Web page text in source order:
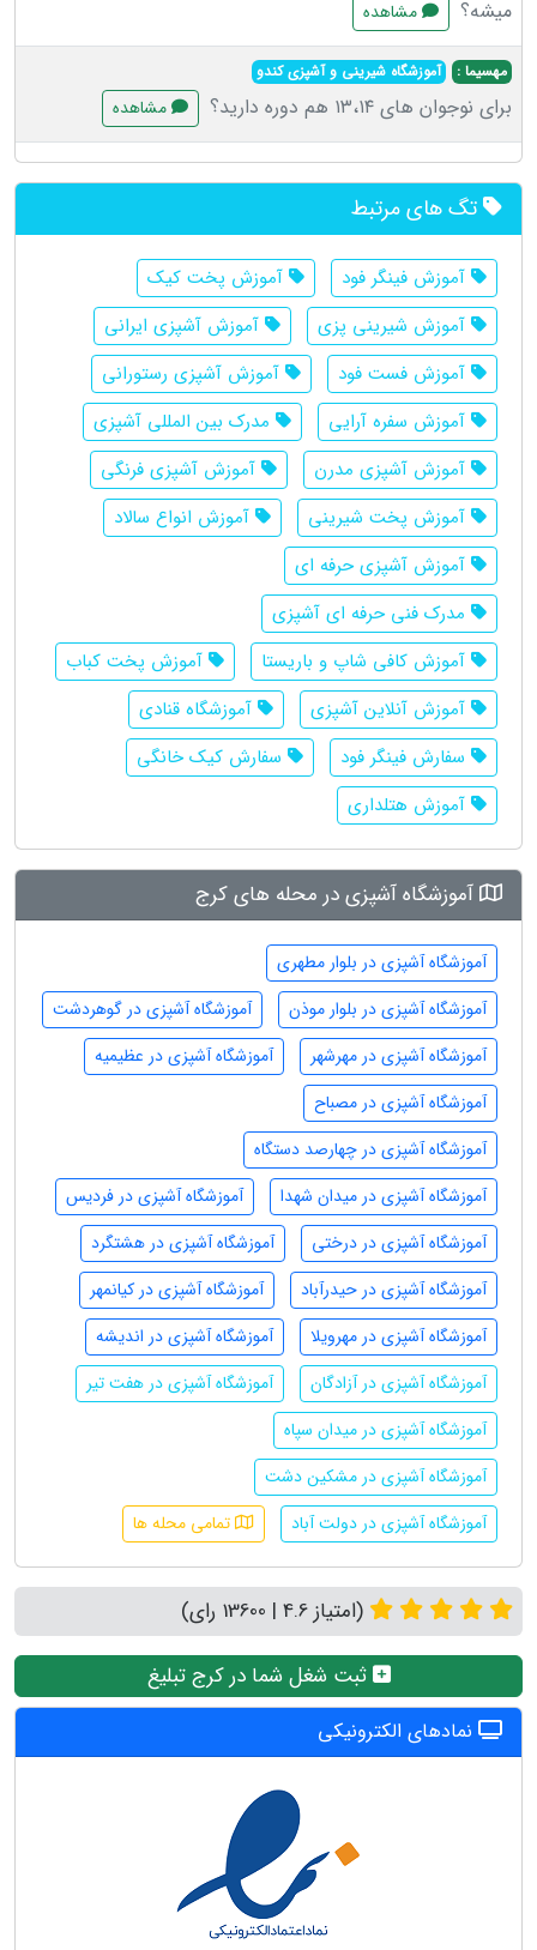
میشه؟ مشاهده
مهسیما : آموزشگاه شیرینی و آشپزی کندو
برای نوجوان های ۱۳،۱۴ هم دوره دارید؟ مشاهده
تگ های مرتبط
آموزش فینگر فود
آموزش پخت کیک
آموزش شیرینی پزی
آموزش آشپزی ایرانی
آموزش فست فود
آموزش آشپزی رستورانی
آموزش سفره آرایی
مدرک بین المللی آشپزی
آموزش آشپزی مدرن
آموزش آشپزی فرنگی
آموزش پخت شیرینی
آموزش انواع سالاد
آموزش آشپزی حرفه ای
مدرک فنی حرفه ای آشپزی
آموزش کافی شاپ و باریستا
آموزش پخت کباب
آموزش آنلاین آشپزی
آموزشگاه قنادی
سفارش فینگر فود
سفارش کیک خانگی
آموزش هتلداری
آموزشگاه آشپزی در محله های کرج
آموزشگاه آشپزی در بلوار مطهری
آموزشگاه آشپزی در بلوار موذن
آموزشگاه آشپزی در گوهردشت
آموزشگاه آشپزی در مهرشهر
آموزشگاه آشپزی در عظیمیه
آموزشگاه آشپزی در مصباح
آموزشگاه آشپزی در چهارصد دستگاه
آموزشگاه آشپزی در میدان شهدا
آموزشگاه آشپزی در فردیس
آموزشگاه آشپزی در درختی
آموزشگاه آشپزی در هشتگرد
آموزشگاه آشپزی در حیدرآباد
آموزشگاه آشپزی در کیانمهر
آموزشگاه آشپزی در مهرویلا
آموزشگاه آشپزی در اندیشه
آموزشگاه آشپزی در آزادگان
آموزشگاه آشپزی در هفت تیر
آموزشگاه آشپزی در میدان سپاه
آموزشگاه آشپزی در مشکین دشت
آموزشگاه آشپزی در دولت آباد
تمامی محله ها
(امتیاز 4.6 | 13600 رای)
ثبت شغل شما در کرج تبلیغ
نمادهای الکترونیکی